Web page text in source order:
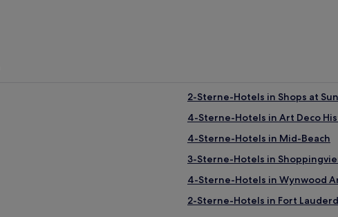
2-Sterne-Hotels in Shops at
4-Sterne-Hotels in Art Deco
4-Sterne-Hotels in Mid-Beach
3-Sterne-Hotels in
4-Sterne-Hotels in Wynwood
2-Sterne-Hotels in Fort